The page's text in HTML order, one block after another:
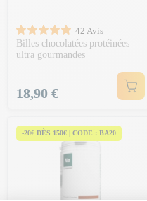
42 Avis
Billes chocolatées protéinées
ultra gourmandes
Prix
18,90 €
-20€ DÈS 150€ | CODE : BA20